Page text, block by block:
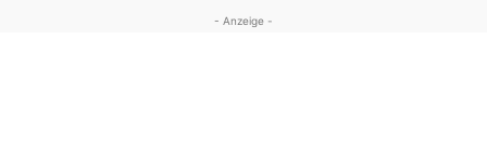
- Anzeige -